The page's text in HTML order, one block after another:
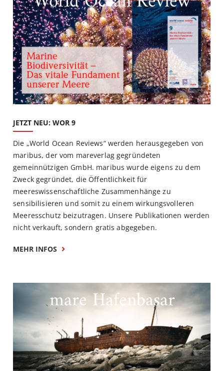
JETZT NEU: WOR 9
Die „World Ocean Reviews“ werden herausgegeben von
maribus, der vom mareverlag gegründeten
gemeinnützigen GmbH. maribus wurde eigens zu dem
Zweck gegründet, die Öffentlichkeit für
meereswissenschaftliche Zusammenhänge zu
sensibilisieren und somit zu einem wirkungsvolleren
Meeresschutz beizutragen. Unsere Publikationen werden
nicht verkauft, sondern gratis abgegeben.
MEHR INFOS
mare Hafenbasar